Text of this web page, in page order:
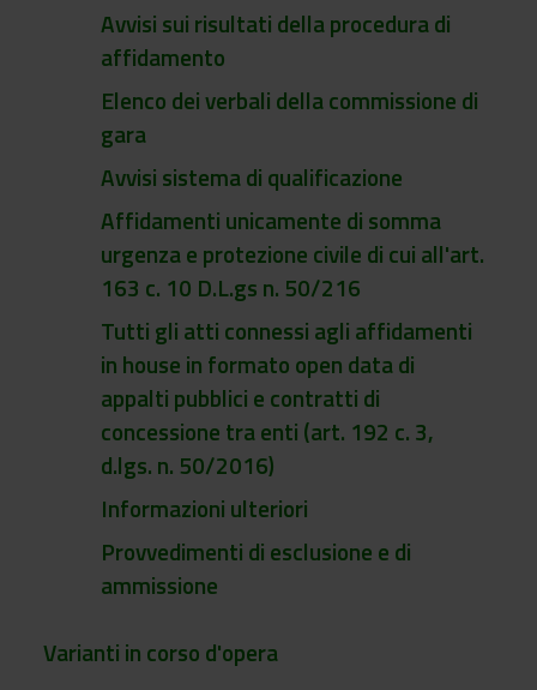
Avvisi sui risultati della procedura di
affidamento
Elenco dei verbali della commissione di
gara
Avvisi sistema di qualificazione
Affidamenti unicamente di somma
urgenza e protezione civile di cui all'art.
163 c. 10 D.L.gs n. 50/216
Tutti gli atti connessi agli affidamenti
in house in formato open data di
appalti pubblici e contratti di
concessione tra enti (art. 192 c. 3,
d.lgs. n. 50/2016)
Informazioni ulteriori
Provvedimenti di esclusione e di
ammissione
Varianti in corso d'opera